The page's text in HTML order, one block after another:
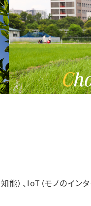
）、IoT（モノのイ